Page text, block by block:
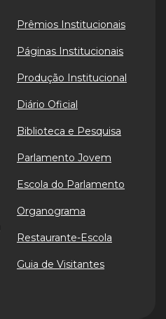
Prêmios Institucionais
Páginas Institucionais
Produção Institucional
Diário Oficial
Biblioteca e Pesquisa
Parlamento Jovem
Escola do Parlamento
Organograma
Restaurante-Escola
Guia de Visitantes